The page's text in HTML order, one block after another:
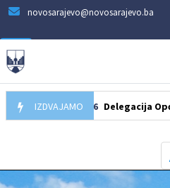
novosarajevo@novosarajevo.ba
IZDVAJAMO
07.08.2026 Delegacija Općine